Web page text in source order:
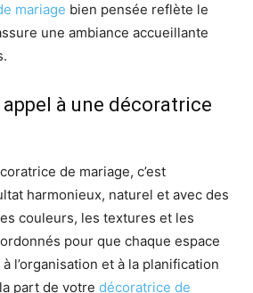
mariage bien pensée reflète le
une ambiance accueillante
à une décoratrice
de mariage, c’est
harmonieux, naturel et avec des
couleurs, les textures et les
pour que chaque espace
l’organisation et à la planification
part de votre décoratrice de